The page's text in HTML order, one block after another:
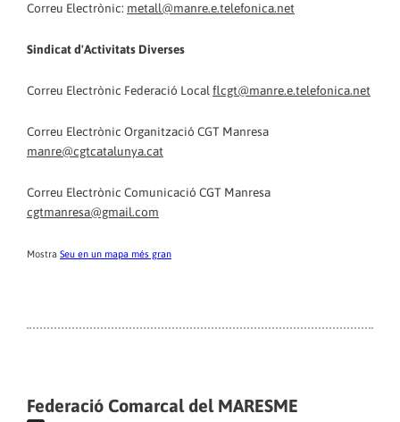
Correu Electrònic: metall@manre.e.telefonica.net
Sindicat d'Activitats Diverses
Correu Electrònic Federació Localflcgt@manre.e.telefonica.net
Correu Electrònic Organització CGT Manresa
manre@cgtcatalunya.cat
Correu Electrònic Comunicació CGT Manresa
cgtmanresa@gmail.com
Mostra Seu en un mapa més gran
Federació Comarcal del MARESME